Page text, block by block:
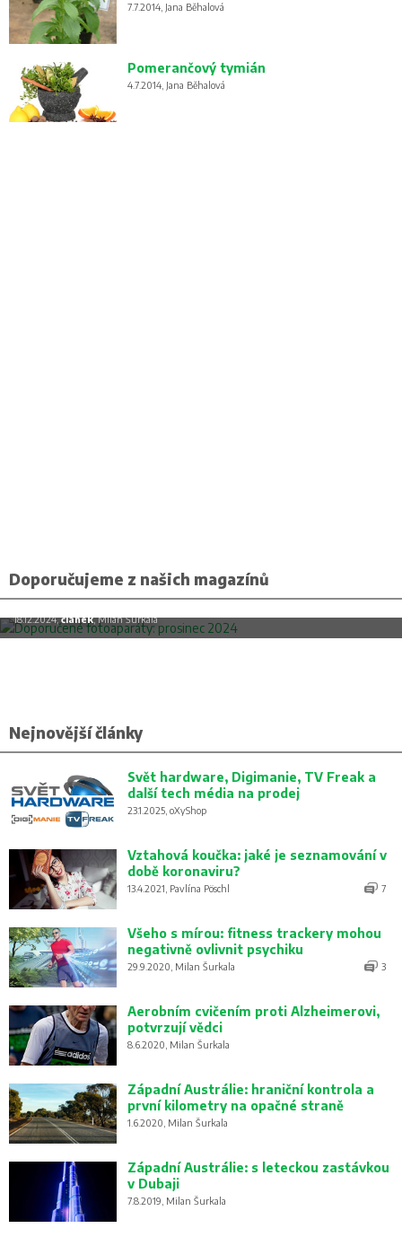
7.7.2014, Jana Běhalová
Pomerančový tymián
4.7.2014, Jana Běhalová
Doporučujeme z našich magazínů
Doporučené fotoaparáty: prosinec 2024
18.12.2024,článek, Milan Šurkala
Nejnovější články
Svět hardware, Digimanie, TV Freak a
další tech média na prodej
23.1.2025, oXyShop
Vztahová koučka: jaké je seznamování v
době koronaviru?
13.4.2021, Pavlína Pöschl 7
Všeho s mírou: fitness trackery mohou
negativně ovlivnit psychiku
29.9.2020, Milan Šurkala 3
Aerobním cvičením proti Alzheimerovi,
potvrzují vědci
8.6.2020, Milan Šurkala
Západní Austrálie: hraniční kontrola a
první kilometry na opačné straně
1.6.2020, Milan Šurkala
Západní Austrálie: s leteckou zastávkou
v Dubaji
7.8.2019, Milan Šurkala